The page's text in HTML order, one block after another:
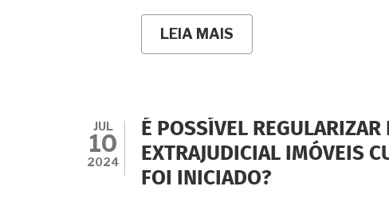
LEIA MAIS
HERANÇA
AINDA
TEM
DIREITO
A
RECEBER
JUL
10
2024
É POSSÍVEL
EXTRAJUDICIAL IMÓVEIS
FOI INICIADO?